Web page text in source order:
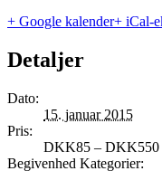
+ Google kalender+ iCal-
Detaljer
Dato:
15. januar 2015
Pris:
DKK85 – DKK550
Begivenhed Kategorier: